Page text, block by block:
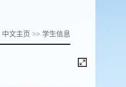
中文主页 >> 学生信息